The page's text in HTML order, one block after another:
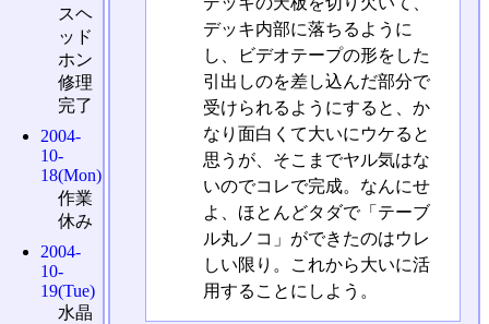
デッキ内部に落ちるように
し、ビデオテープの形をした
引出しのを差し込んだ部分で
受けられるようにすると、か
なり面白くて大いにウケると
思うが、そこまでヤル気はな
いのでコレで完成。なんにせ
よ、ほとんどタダで「テーブ
ル丸ノコ」ができたのはウレ
しい限り。これから大いに活
用することにしよう。
スヘ
ッド
ホン
修理
完了
2004-
10-
18(Mon)
作業
休み
2004-
10-
19(Tue)
水晶